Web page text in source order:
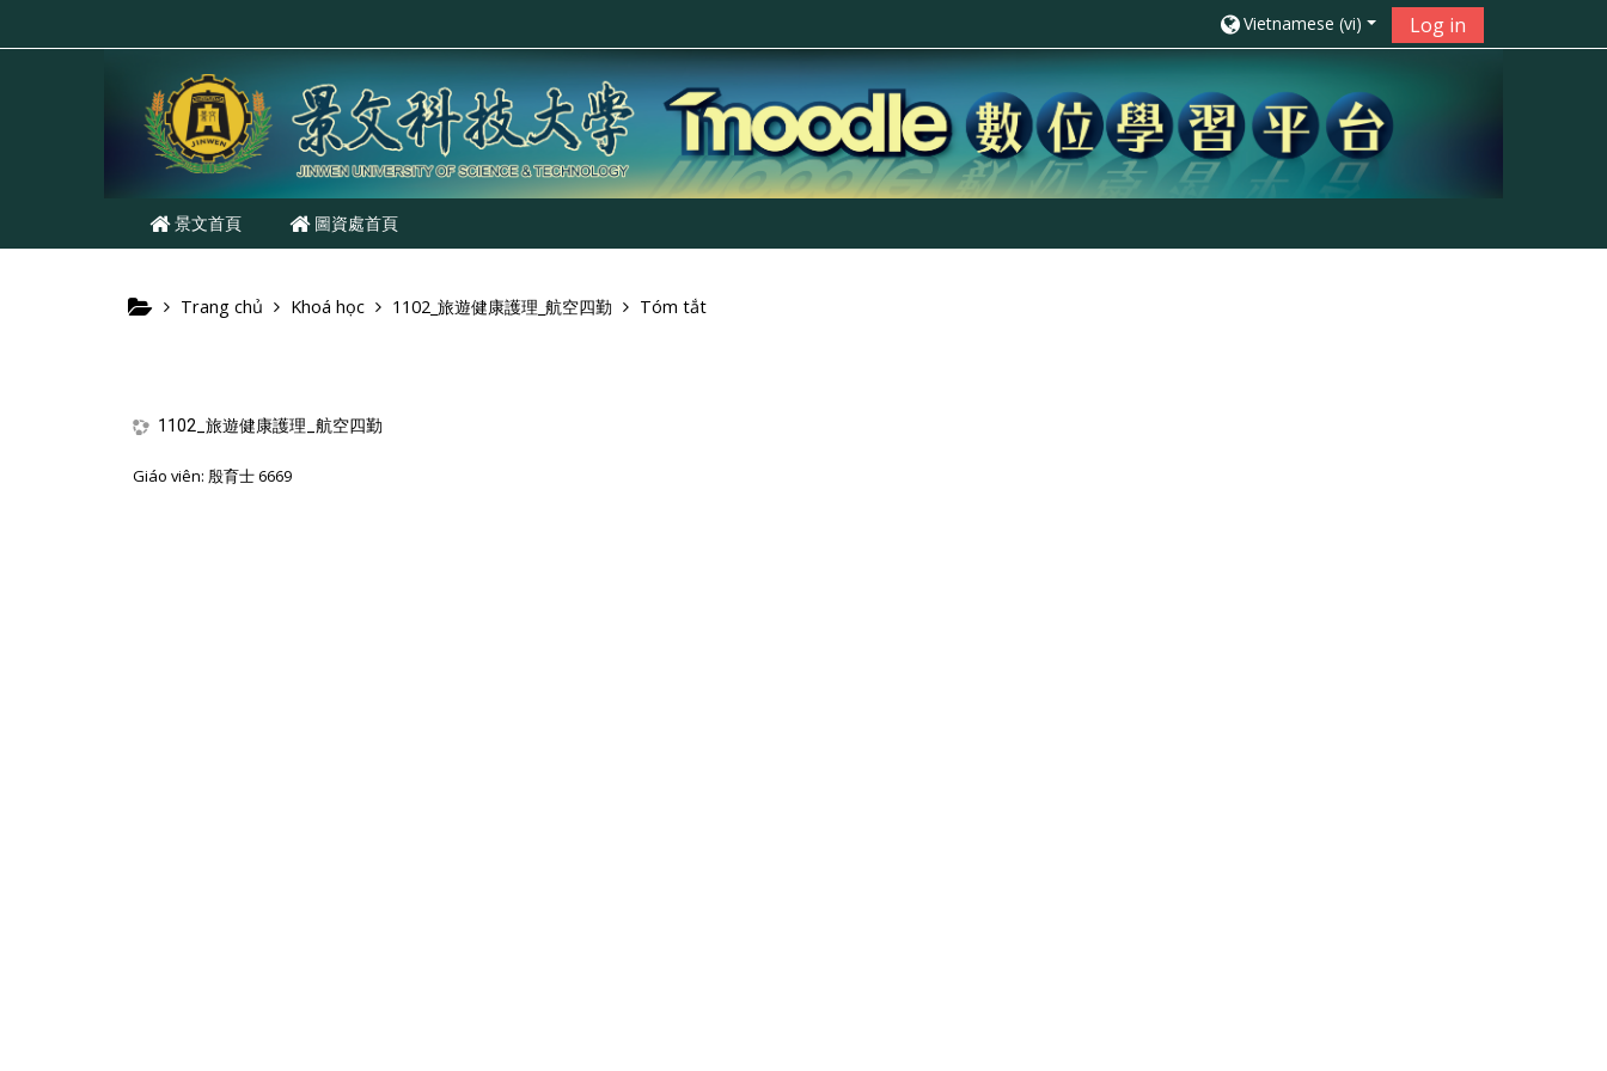
Vietnamese ‎(vi)‎ Log in
景文首頁 圖資處首頁
Trang chủ Khoá học 1102_旅遊健康護理_航空四勤 Tóm tắt
1102_旅遊健康護理_航空四勤
Giáo viên: 殷育士 6669